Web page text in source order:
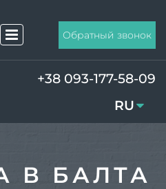
Обратный звонок
+38 093-177-58-09
RU
UA
В БАЛТА